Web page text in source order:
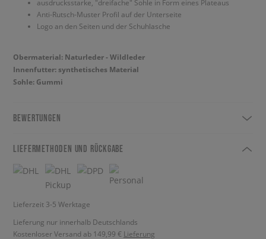
ausdrucksstarke, "dreifache" Sohle in Form eines Plateaus
Anti-Rutsch-Muster Profil auf der Unterseite
Logo an den Seiten und der Schuhlasche
Obermaterial: Naturleder - Wildleder
Innenfutter: synthetisches Material
Sohle: Gummi
BEWERTUNGEN
LIEFERMETHODEN UND RÜCKGABE
Lieferzeit 3-5 Werktage
Lieferung nur innerhalb Deutschlands
Kostenloser Versand ab 149,99 € Lieferung